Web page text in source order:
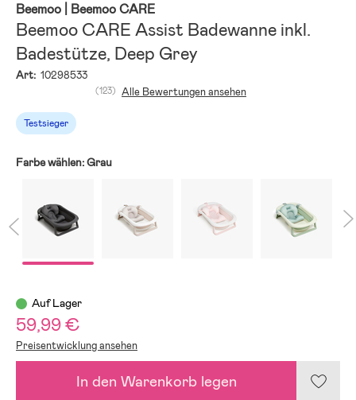
Beemoo | Beemoo CARE
Beemoo CARE Assist Badewanne inkl.
Badestütze, Deep Grey
Art: 10298533
Testsieger
(123) Alle Bewertungen ansehen
Farbe wählen:Grau
Auf Lager
59,99 €
Preisentwicklung ansehen
In den Warenkorb legen